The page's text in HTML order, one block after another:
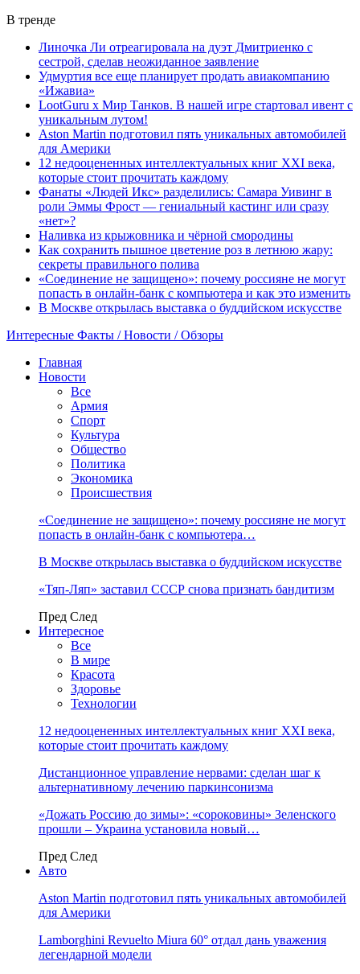
В тренде
Линочка Ли отреагировала на дуэт Дмитриенко с
сестрой, сделав неожиданное заявление
Удмуртия все еще планирует продать авиакомпанию
«Ижавиа»
LootGuru x Мир Танков. В нашей игре стартовал ивент с
уникальным лутом!
Aston Martin подготовил пять уникальных автомобилей
для Америки
12 недооцененных интеллектуальных книг XXI века,
которые стоит прочитать каждому
Фанаты «Людей Икс» разделились: Самара Уивинг в
роли Эммы Фрост — гениальный кастинг или сразу
«нет»?
Наливка из крыжовника и чёрной смородины
Как сохранить пышное цветение роз в летнюю жару:
секреты правильного полива
«Соединение не защищено»: почему россияне не могут
попасть в онлайн-банк с компьютера и как это изменить
В Москве открылась выставка о буддийском искусстве
Интересные Факты / Новости / Обзоры
Главная
Новости
Все
Армия
Спорт
Культура
Общество
Политика
Экономика
Происшествия
«Соединение не защищено»: почему россияне не могут
попасть в онлайн-банк с компьютера…
В Москве открылась выставка о буддийском искусстве
«Тяп-Ляп» заставил СССР снова признать бандитизм
Пред След
Интересное
Все
В мире
Красота
Здоровье
Технологии
12 недооцененных интеллектуальных книг XXI века,
которые стоит прочитать каждому
Дистанционное управление нервами: сделан шаг к
альтернативному лечению паркинсонизма
«Дожать Россию до зимы»: «сороковины» Зеленского
прошли – Украина установила новый…
Пред След
Авто
Aston Martin подготовил пять уникальных автомобилей
для Америки
Lamborghini Revuelto Miura 60° отдал дань уважения
легендарной модели